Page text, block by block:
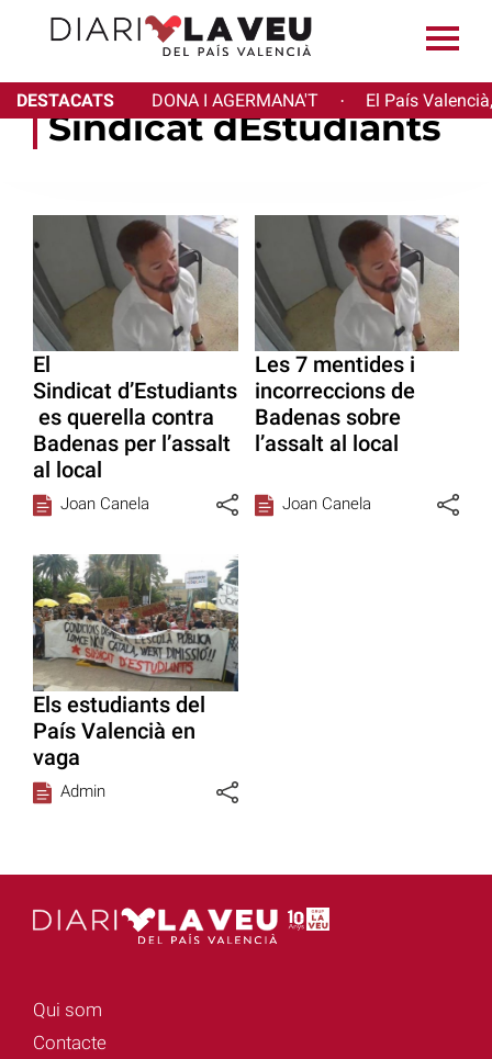
DESTACATS DONA I AGERMANA'T · El País
Sindicat dEstudiants
El
Sindicat d’Estudiants
es querella contra
Badenas per l’assalt
al local
Joan Canela
Les 7 mentides i
incorreccions de
Badenas sobre
l’assalt al local
Joan Canela
Els estudiants del
País Valencià en
vaga
Admin
Qui som
Contacte